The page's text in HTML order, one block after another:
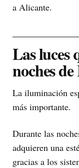
a Alicante.
Las luces
noches
La iluminación
más importante.
Durante las
adquieren una
gracias a los